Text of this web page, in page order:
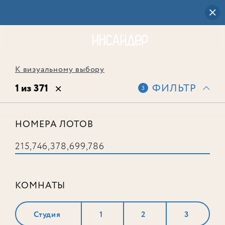
К визуальному выбору
1 из 371 3 ФИЛЬТР
НОМЕРА ЛОТОВ
КОМНАТЫ
Студия 1 2 3